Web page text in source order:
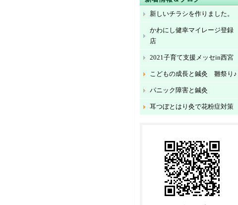
新しいチラシを作りました。
かわにし健幸マイレージ登録
店
2021子育て支援メッセin西宮
こどもの成長と鍼灸 雛祭り♪
パニック障害と鍼灸
耳つぼとはり灸で花粉症対策